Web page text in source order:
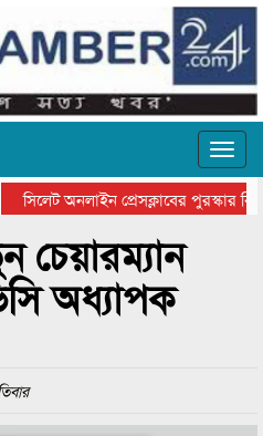
সিলেট অনলাইন প্রেসক্লাবের পুরস্কার
অধ্যাপক